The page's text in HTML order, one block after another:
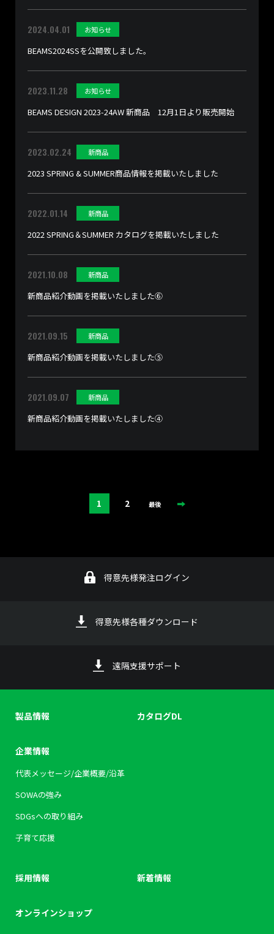
2024.04.01 お知らせ
BEAMS2024SSを公開致しました。
2023.11.28 お知らせ
BEAMS DESIGN 2023-24AW 新商品 12月1日より販売開始
2023.02.24 新商品
2023 SPRING & SUMMER商品情報を掲載いたしました
2022.01.14 新商品
2022 SPRING＆SUMMER カタログを掲載いたしました
2021.10.08 新商品
新商品紹介動画を掲載いたしました⑥
2021.09.15 新商品
新商品紹介動画を掲載いたしました⑤
2021.09.07 新商品
新商品紹介動画を掲載いたしました④
1 2 最後
得意先様発注ログイン
得意先様各種ダウンロード
遠隔支援サポート
製品情報 カタログDL
企業情報
代表メッセージ/企業概要/沿革
SOWAの強み
SDGsへの取り組み
子育て応援
採用情報 新着情報
オンラインショップ